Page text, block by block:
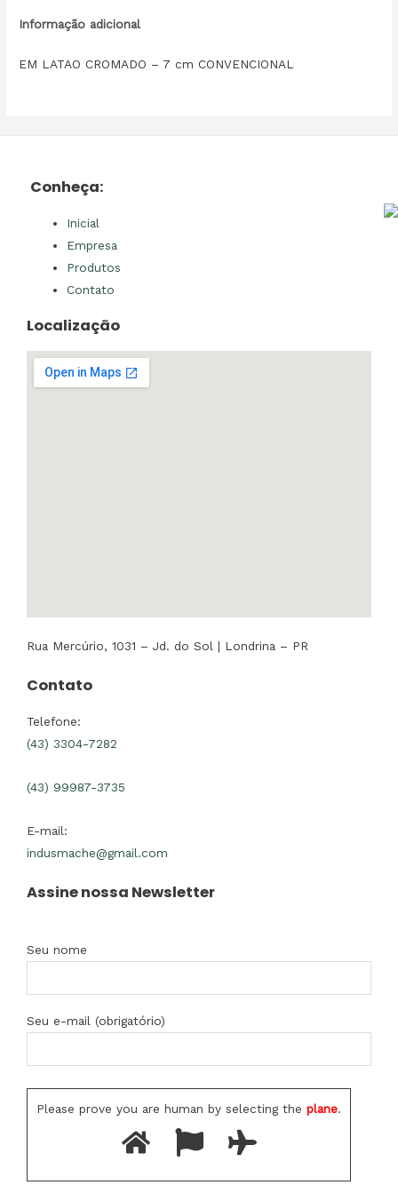
Informação adicional
EM LATAO CROMADO – 7 cm CONVENCIONAL
Conheça:
Inicial
Empresa
Produtos
Contato
Localização
Rua Mercúrio, 1031 – Jd. do Sol | Londrina – PR
Contato
Telefone:
(43) 3304-7282
(43) 99987-3735
E-mail:
indusmache@gmail.com
Assine nossa Newsletter
Seu nome
Seu e-mail (obrigatório)
Please prove you are human by selecting the plane.